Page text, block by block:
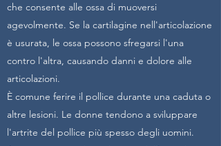
che consente alle ossa di muoversi
agevolmente. Se la cartilagine nell'articolazione
è usurata, le ossa possono sfregarsi l'una
contro l'altra, causando danni e dolore alle
articolazioni.
È comune ferire il pollice durante una caduta o
altre lesioni. Le donne tendono a sviluppare
l'artrite del pollice più spesso degli uomini.